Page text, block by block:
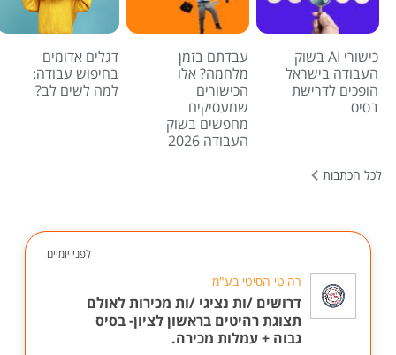
כישורי AI בשוק
העבודה בישראל
הופכים לדרישת
בסיס
עבדתם בזמן
מלחמה? אלו
הכישורים
שמעסיקים
מחפשים בשוק
העבודה 2026
דגלים אדומים
בחיפוש עבודה:
למה לשים לב?
לכל הכתבות
לפני יומיים
רהיטי הסיטי בע"מ
דרושים /ות נציגי /ות מכירות לאולם
תצוגת רהיטים בראשון לציון- בסיס
גבוה + עמלות מכירה.